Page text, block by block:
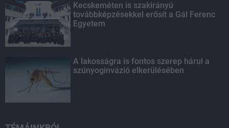
Kecskeméten is szakirányú
továbbképzésekkel erősít a Gál Ferenc
Egyetem
A lakosságra is fontos szerep hárul a
szúnyoginvázió elkerülésében